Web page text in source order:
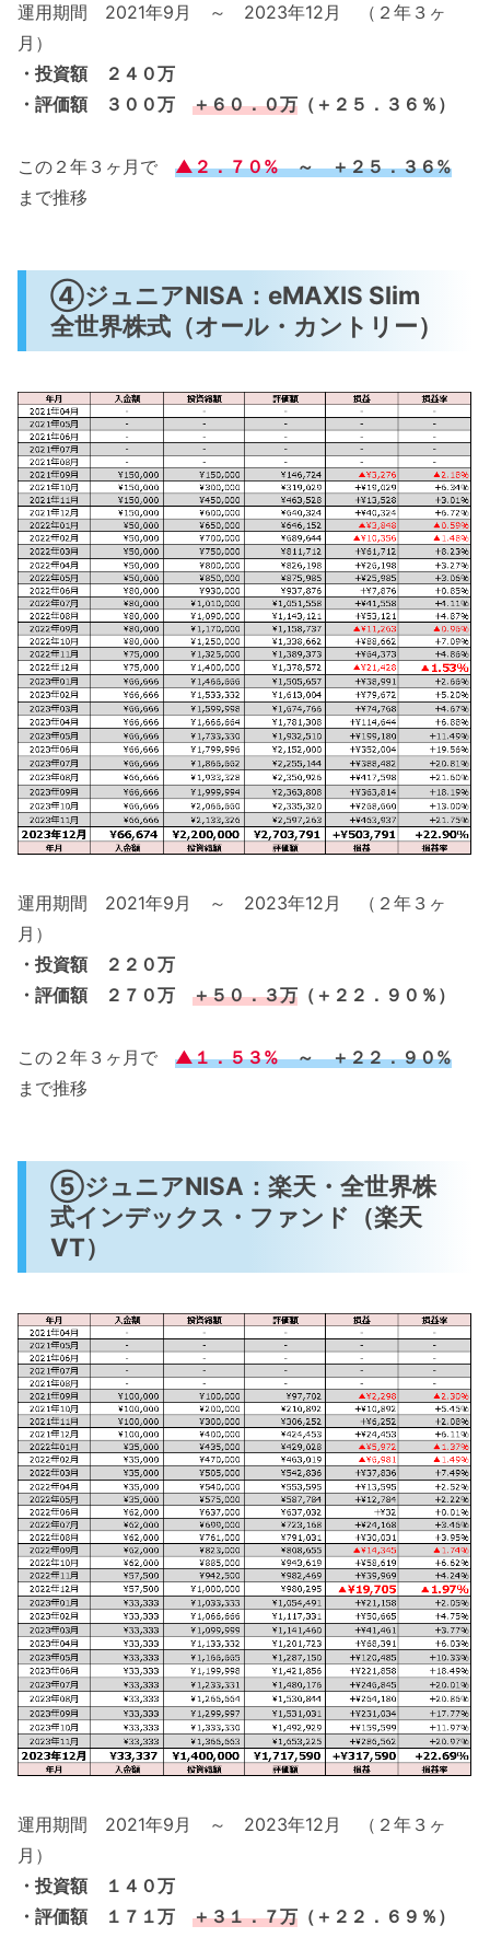
運用期間 2021年9月 ～ 2023年12月 （２年３ヶ
月）
・投資額 ２４０万
・評価額 ３００万 ＋６０．０万 （＋２５．３６％）
この２年３ヶ月で ▲２．７０%～ ＋２５．３６%
まで推移
④ジュニアNISA：eMAXIS Slim
全世界株式（オール・カントリー）
運用期間 2021年9月 ～ 2023年12月 （２年３ヶ
月）
・投資額 ２２０万
・評価額 ２７０万 ＋５０．３万 （＋２２．９０％）
この２年３ヶ月で ▲１．５３%～ ＋２２．９０%
まで推移
⑤ジュニアNISA：楽天・全世界株
式インデックス・ファンド（楽天
VT）
運用期間 2021年9月 ～ 2023年12月 （２年３ヶ
月）
・投資額 １４０万
・評価額 １７１万 ＋３１．７万 （＋２２．６９％）